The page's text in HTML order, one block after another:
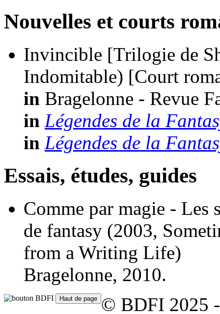
Nouvelles et courts
Invincible [Trilogie de
Indomitable) [Court
in Bragelonne - Revue
in Légendes de la
in Légendes de la
Essais, études, guides
Comme par magie - Les
de fantasy (2003,
from a Writing Life)
Bragelonne, 2010.
© BDFI 2025